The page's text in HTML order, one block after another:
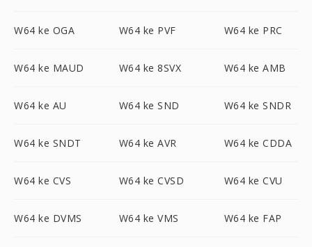
W64 ke OGA W64 ke PVF W64 ke PRC
W64 ke MAUD W64 ke 8SVX W64 ke AMB
W64 ke AU W64 ke SND W64 ke SNDR
W64 ke SNDT W64 ke AVR W64 ke CDDA
W64 ke CVS W64 ke CVSD W64 ke CVU
W64 ke DVMS W64 ke VMS W64 ke FAP